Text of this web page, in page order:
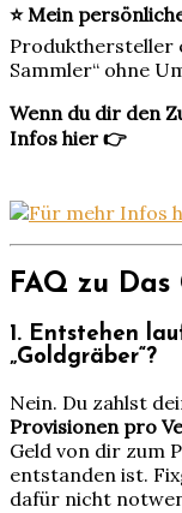
⭐ Mein
Produkthersteller
Sammler“ ohne
Wenn du dir den
Infos hier 👉
FAQ zu
1. Entstehen
„Goldgräber“?
Nein. Du zahlst
Provisionen pro
Geld von dir zum
entstanden ist.
dafür nicht